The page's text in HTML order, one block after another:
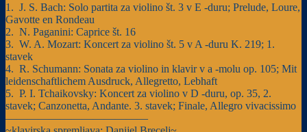
1. J. S. Bach: Solo partita za violino št. 3 v E -duru; Prelude, Loure,
Gavotte en Rondeau
2. N. Paganini: Caprice št. 16
3. W. A. Mozart: Koncert za violino št. 5 v A -duru K. 219; 1.
stavek
4. R. Schumann: Sonata za violino in klavir v a -molu op. 105; Mit
leidenschaftlichem Ausdruck, Allegretto, Lebhaft
5. P. I. Tchaikovsky: Koncert za violino v D -duru, op. 35, 2.
stavek; Canzonetta, Andante. 3. stavek; Finale, Allegro vivacissimo
—————————————